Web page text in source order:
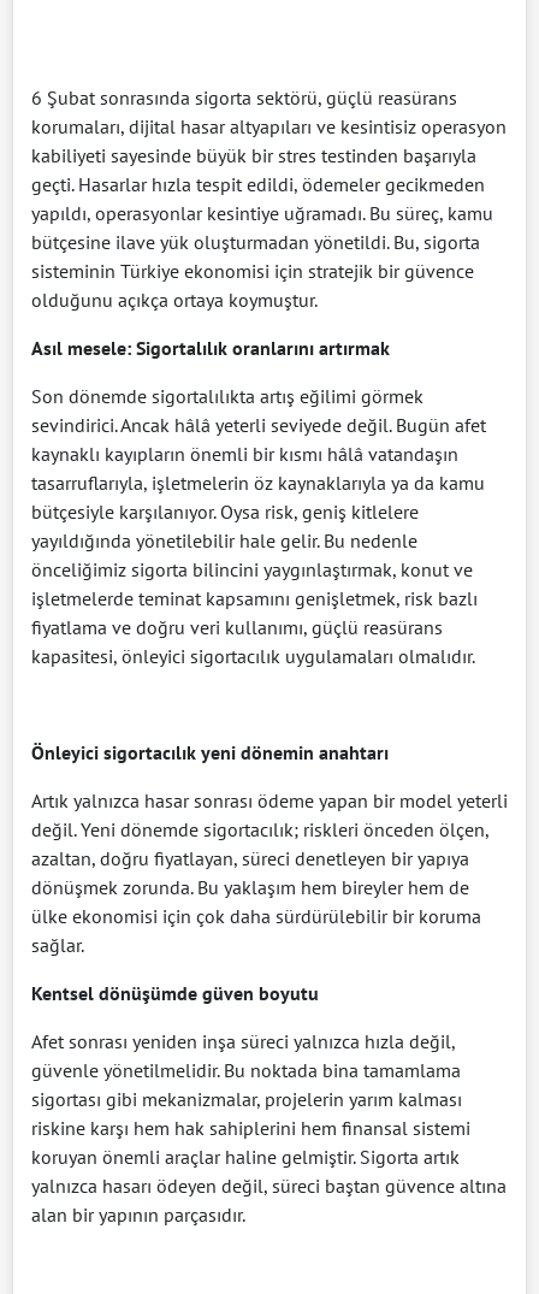
6 Şubat sonrasında sigorta sektörü, güçlü reasürans
korumaları, dijital hasar altyapıları ve kesintisiz operasyon
kabiliyeti sayesinde büyük bir stres testinden başarıyla
geçti. Hasarlar hızla tespit edildi, ödemeler gecikmeden
yapıldı, operasyonlar kesintiye uğramadı. Bu süreç, kamu
bütçesine ilave yük oluşturmadan yönetildi. Bu, sigorta
sisteminin Türkiye ekonomisi için stratejik bir güvence
olduğunu açıkça ortaya koymuştur.
Asıl mesele: Sigortalılık oranlarını artırmak
Son dönemde sigortalılıkta artış eğilimi görmek
sevindirici. Ancak hâlâ yeterli seviyede değil. Bugün afet
kaynaklı kayıpların önemli bir kısmı hâlâ vatandaşın
tasarruflarıyla, işletmelerin öz kaynaklarıyla ya da kamu
bütçesiyle karşılanıyor. Oysa risk, geniş kitlelere
yayıldığında yönetilebilir hale gelir. Bu nedenle
önceliğimiz sigorta bilincini yaygınlaştırmak, konut ve
işletmelerde teminat kapsamını genişletmek, risk bazlı
fiyatlama ve doğru veri kullanımı, güçlü reasürans
kapasitesi, önleyici sigortacılık uygulamaları olmalıdır.
Önleyici sigortacılık yeni dönemin anahtarı
Artık yalnızca hasar sonrası ödeme yapan bir model yeterli
değil. Yeni dönemde sigortacılık; riskleri önceden ölçen,
azaltan, doğru fiyatlayan, süreci denetleyen bir yapıya
dönüşmek zorunda. Bu yaklaşım hem bireyler hem de
ülke ekonomisi için çok daha sürdürülebilir bir koruma
sağlar.
Kentsel dönüşümde güven boyutu
Afet sonrası yeniden inşa süreci yalnızca hızla değil,
güvenle yönetilmelidir. Bu noktada bina tamamlama
sigortası gibi mekanizmalar, projelerin yarım kalması
riskine karşı hem hak sahiplerini hem finansal sistemi
koruyan önemli araçlar haline gelmiştir. Sigorta artık
yalnızca hasarı ödeyen değil, süreci baştan güvence altına
alan bir yapının parçasıdır.